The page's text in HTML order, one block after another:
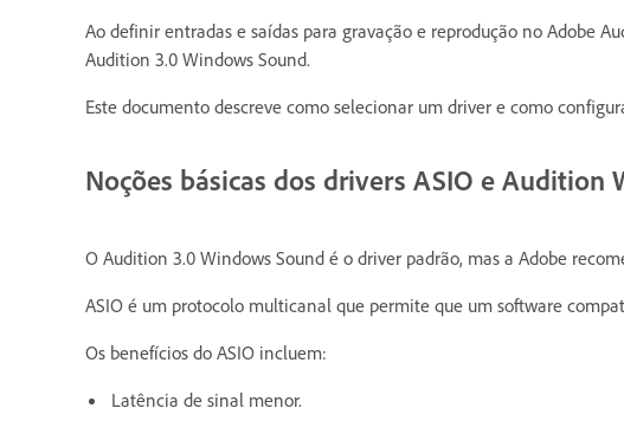
Ao definir entradas e saídas para gravação e reprodução no Adobe
Audition 3.0 Windows Sound.
Este documento descreve como selecionar um driver e como
Noções básicas dos drivers ASIO e Audition
O Audition 3.0 Windows Sound é o driver padrão, mas a Adobe
ASIO é um protocolo multicanal que permite que um software
Os benefícios do ASIO incluem:
Latência de sinal menor.